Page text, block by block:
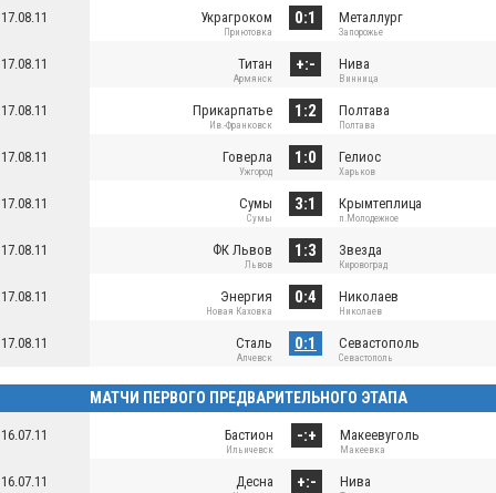
17.08.11 Украгроком
Приютовка
0:1 Металлург
Запорожье
17.08.11 Титан
Армянск
+:- Нива
Винница
17.08.11 Прикарпатье
Ив.-Франковск
1:2 Полтава
Полтава
17.08.11 Говерла
Ужгород
1:0 Гелиос
Харьков
17.08.11 Сумы
Сумы
3:1 Крымтеплица
п.Молодежное
17.08.11 ФК Львов
Львов
1:3 Звезда
Кировоград
17.08.11 Энергия
Новая Каховка
0:4 Николаев
Николаев
17.08.11 Сталь
Алчевск
0:1 Севастополь
Севастополь
МАТЧИ ПЕРВОГО ПРЕДВАРИТЕЛЬНОГО ЭТАПА
16.07.11 Бастион
Ильичевск
-:+ Макеевуголь
Макеевка
16.07.11 Десна +:- Нива